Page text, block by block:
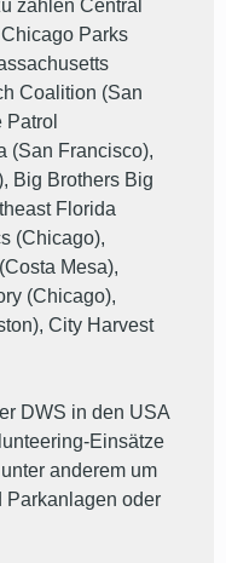
zählen Central
Parks
Coalition (San
(San Francisco),
Big Brothers Big
Florida
(Chicago),
Mesa),
(Chicago),
City Harvest
DWS in den USA
Einsätze
anderem um
Parkanlagen oder